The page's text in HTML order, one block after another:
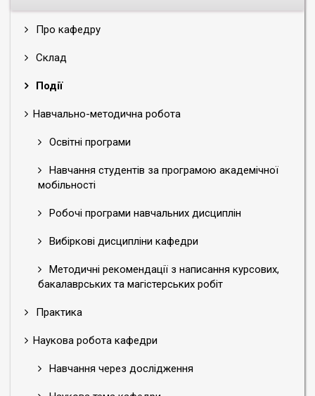
Про кафедру
Склад
Події
Навчально-методична робота
Освітні програми
Навчання студентів за програмою академічної
мобільності
Робочі програми навчальних дисциплін
Вибіркові дисципліни кафедри
Методичні рекомендації з написання курсових,
бакалаврських та магістерських робіт
Практика
Наукова робота кафедри
Навчання через дослідження